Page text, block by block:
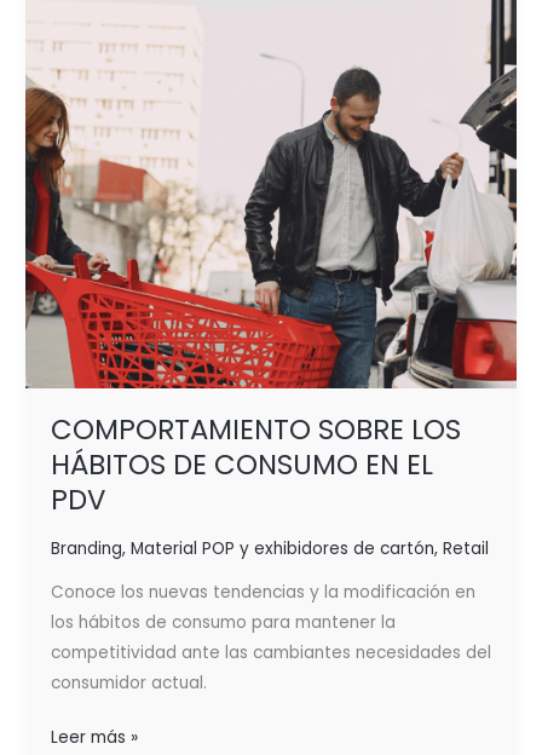
COMPORTAMIENTO SOBRE LOS
HÁBITOS DE CONSUMO EN EL
PDV
Branding, Material POP y exhibidores de cartón, Retail
Conoce los nuevas tendencias y la modificación en
los hábitos de consumo para mantener la
competitividad ante las cambiantes necesidades del
consumidor actual.
CONSUMO
EN
EL
PDV
Leer más »